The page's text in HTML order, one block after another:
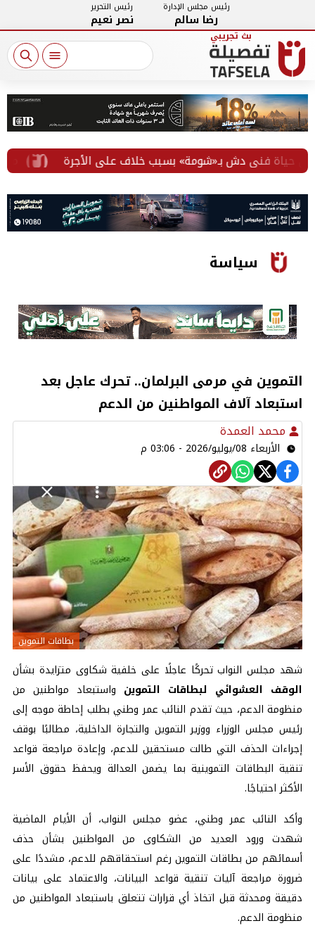
رئيس مجلس الإدارة
رضا سالم
رئيس التحرير
نصر نعيم
من فني دش بـ«شومة» بسبب خلاف على الأجرة
سياسة
التموين في مرمى البرلمان.. تحرك عاجل بعد
استبعاد آلاف المواطنين من الدعم
محمد العمدة
الأربعاء 08/يوليو/2026 - 03:06 م
بطاقات التموين
شهد مجلس النواب تحركًا عاجلًا على خلفية شكاوى متزايدة بشأن
الوقف العشوائي لبطاقات التموين واستبعاد مواطنين من
منظومة الدعم، حيث تقدم النائب عمر وطني بطلب إحاطة موجه إلى
رئيس مجلس الوزراء ووزير التموين والتجارة الداخلية، مطالبًا بوقف
إجراءات الحذف التي طالت مستحقين للدعم، وإعادة مراجعة قواعد
تنقية البطاقات التموينية بما يضمن العدالة ويحفظ حقوق الأسر
الأكثر احتياجًا.
وأكد النائب عمر وطني، عضو مجلس النواب، أن الأيام الماضية
شهدت ورود العديد من الشكاوى من المواطنين بشأن حذف
أسمائهم من بطاقات التموين رغم استحقاقهم للدعم، مشددًا على
ضرورة مراجعة آليات تنقية قواعد البيانات، والاعتماد على بيانات
دقيقة ومحدثة قبل اتخاذ أي قرارات تتعلق باستبعاد المواطنين من
منظومة الدعم.